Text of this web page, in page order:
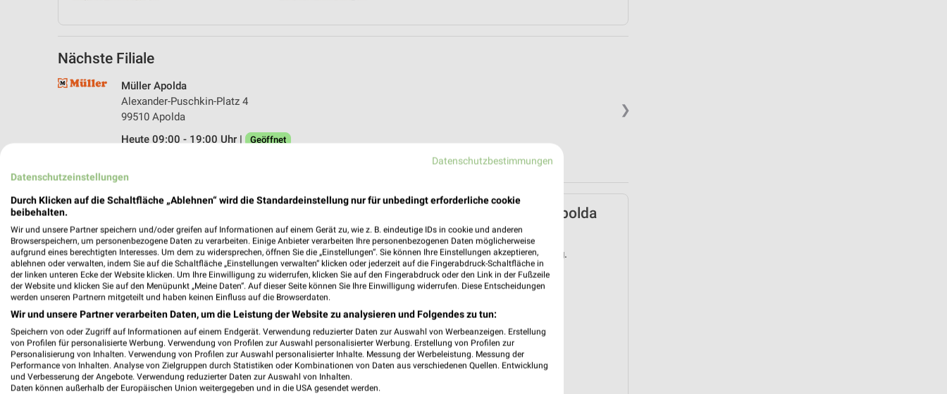
Nächste Filiale
❯
Müller Apolda
Alexander-Puschkin-Platz 4
99510 Apolda
Heute 09:00 - 19:00 Uhr |
Geöffnet
❯
Müller Prospekt für Apolda
ab Mo. den 03.08.
Gültig von 03. Aug. bis 08. Aug.
📅 Kalendereintrag erstellen
PROSPEKT BLÄTTERN
Datenschutzbestimmungen
Datenschutzeinstellungen
Durch Klicken auf die Schaltfläche „Ablehnen“ wird die Standardeinstellung nur für unbedingt erforderliche cookie
beibehalten.
Wir und unsere Partner speichern und/oder greifen auf Informationen auf einem Gerät zu, wie z. B. eindeutige IDs in cookie und anderen
Browserspeichern, um personenbezogene Daten zu verarbeiten. Einige Anbieter verarbeiten Ihre personenbezogenen Daten möglicherweise
aufgrund eines berechtigten Interesses. Um dem zu widersprechen, öffnen Sie die „Einstellungen“. Sie können Ihre Einstellungen akzeptieren,
ablehnen oder verwalten, indem Sie auf die Schaltfläche „Einstellungen verwalten“ klicken oder jederzeit auf die Fingerabdruck-Schaltfläche in
der linken unteren Ecke der Website klicken. Um Ihre Einwilligung zu widerrufen, klicken Sie auf den Fingerabdruck oder den Link in der Fußzeile
der Website und klicken Sie auf den Menüpunkt „Meine Daten“. Auf dieser Seite können Sie Ihre Einwilligung widerrufen. Diese Entscheidungen
werden unseren Partnern mitgeteilt und haben keinen Einfluss auf die Browserdaten.
Wir und unsere Partner verarbeiten Daten, um die Leistung der Website zu analysieren und Folgendes zu tun:
Speichern von oder Zugriff auf Informationen auf einem Endgerät. Verwendung reduzierter Daten zur Auswahl von Werbeanzeigen. Erstellung
von Profilen für personalisierte Werbung. Verwendung von Profilen zur Auswahl personalisierter Werbung. Erstellung von Profilen zur
Personalisierung von Inhalten. Verwendung von Profilen zur Auswahl personalisierter Inhalte. Messung der Werbeleistung. Messung der
Performance von Inhalten. Analyse von Zielgruppen durch Statistiken oder Kombinationen von Daten aus verschiedenen Quellen. Entwicklung
und Verbesserung der Angebote. Verwendung reduzierter Daten zur Auswahl von Inhalten.
Daten können außerhalb der Europäischen Union weitergegeben und in die USA gesendet werden.